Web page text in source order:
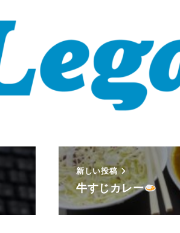
新しい投稿
牛すじカレー